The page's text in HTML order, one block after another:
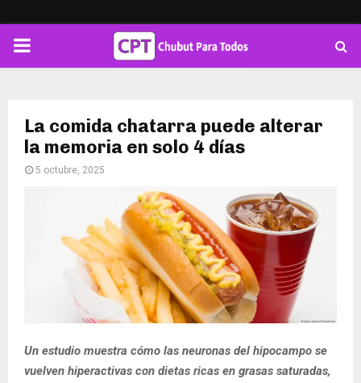
PRIMARY
La comida chatarra puede alterar
la memoria en solo 4 días
5 octubre, 2025
Un estudio muestra cómo las neuronas del hipocampo se
vuelven hiperactivas con dietas ricas en grasas saturadas,